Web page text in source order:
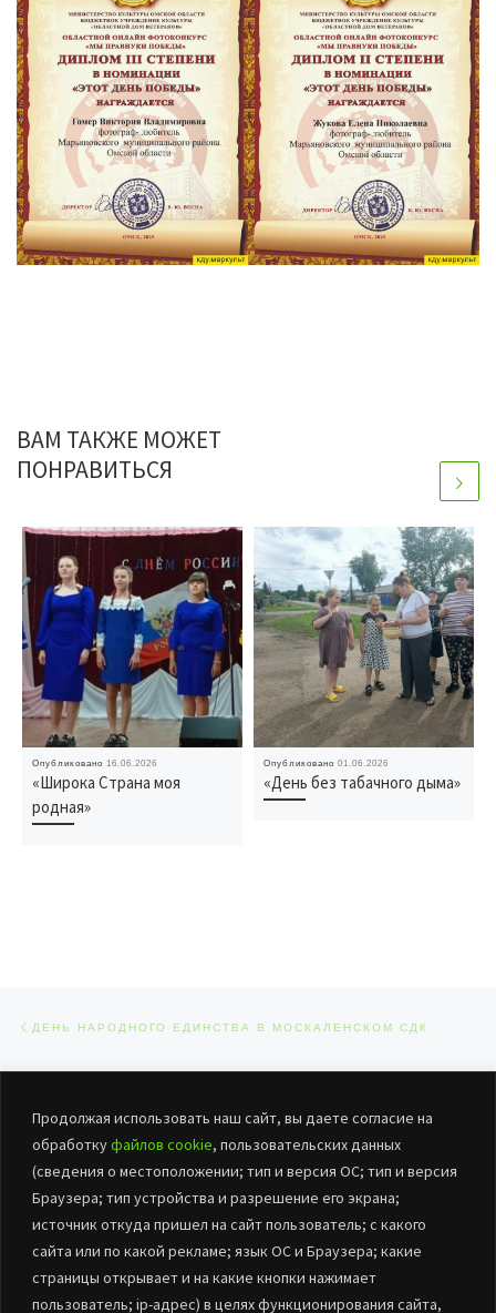
Продолжая использовать наш сайт, вы даете согласие на
обработкуфайлов cookie, пользовательских данных
(сведения о местоположении; тип и версия ОС; тип и версия
Браузера; тип устройства и разрешение его экрана;
источник откуда пришел на сайт пользователь; с какого
сайта или по какой рекламе; язык ОС и Браузера; какие
страницы открывает и на какие кнопки нажимает
пользователь; ip-адрес) в целях функционирования сайта,
ВАМ ТАКЖЕ МОЖЕТ
ПОНРАВИТЬСЯ
Опубликовано16.06.2026
«Широка Страна моя
родная»
Опубликовано01.06.2026
«День без табачного дыма»
ДЕНЬ НАРОДНОГО ЕДИНСТВА В МОСКАЛЕНСКОМ СДК
ОБРАТНО К СПИСКУ ЗАПИСЕЙ
«ЗАЖГИ СВОЮ ЗВЕЗДУ»